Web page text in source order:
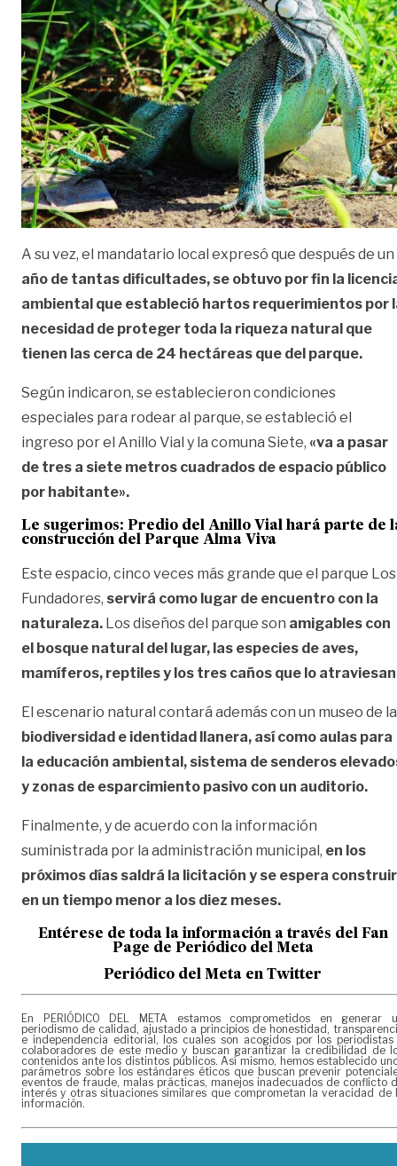
A su vez, el mandatario local expresó que después de un
año de tantas dificultades, se obtuvo por fin la
ambiental que estableció hartos requerimientos por
necesidad de proteger toda la riqueza natural que
tienen las cerca de 24 hectáreas que del parque.
Según indicaron, se establecieron condiciones
especiales para rodear al parque, se estableció el
ingreso por el Anillo Vial y la comuna Siete, «va a pasar
de tres a siete metros cuadrados de espacio público
por habitante».
Le sugerimos: Predio del Anillo Vial hará parte de
construcción del Parque Alma Viva
Este espacio, cinco veces más grande que el parque Los
Fundadores, servirá como lugar de encuentro con la
naturaleza. Los diseños del parque son amigables con
el bosque natural del lugar, las especies de aves,
mamíferos, reptiles y los tres caños que lo
El escenario natural contará además con un museo de la
biodiversidad e identidad llanera, así como aulas para
la educación ambiental, sistema de senderos
y zonas de esparcimiento pasivo con un auditorio.
Finalmente, y de acuerdo con la información
suministrada por la administración municipal, en los
próximos días saldrá la licitación y se espera construir
en un tiempo menor a los diez meses.
Entérese de toda la información a través del Fan
Page de Periódico del Meta
Periódico del Meta en Twitter
En PERIÓDICO DEL META estamos comprometidos en generar
periodismo de calidad, ajustado a principios de honestidad,
e independencia editorial, los cuales son acogidos por los periodistas
colaboradores de este medio y buscan garantizar la credibilidad de
contenidos ante los distintos públicos. Así mismo, hemos establecido
parámetros sobre los estándares éticos que buscan prevenir
eventos de fraude, malas prácticas, manejos inadecuados de conflicto
interés y otras situaciones similares que comprometan la veracidad de
información.